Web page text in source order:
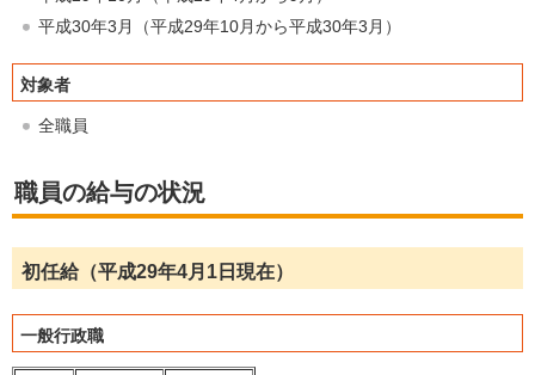
平成30年3月（平成29年10月から平成30年3月）
対象者
全職員
職員の給与の状況
初任給（平成29年4月1日現在）
一般行政職